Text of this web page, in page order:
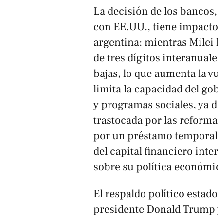
La decisión de los
con EE.UU., tiene
argentina: mientras Milei
de tres dígitos
bajas, lo que aumenta la
limita la capacidad del
y programas sociales, ya
trastocada por las
por un préstamo
del capital financiero
sobre su política
El respaldo político
presidente Donald Trump